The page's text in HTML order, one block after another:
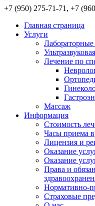
+7 (950) 275-71-71, +7
Главная страница
Услуги
Лабораторные
Лечение по
Массаж
Информация
Стоимость
Часы приема
Лицензия и
Оказание
Оказание
Права и
Нормативно-
Страховые